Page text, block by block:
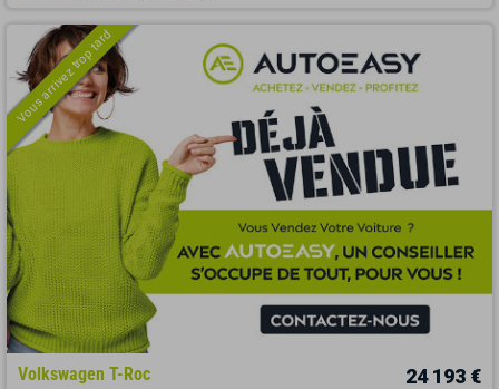
Vous arrivez trop tard
Volkswagen T-Roc 24 193 €